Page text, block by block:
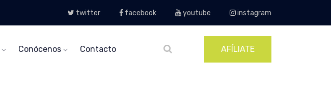
twitter facebook youtube instagram
Conócenos Contacto AFÍLIATE